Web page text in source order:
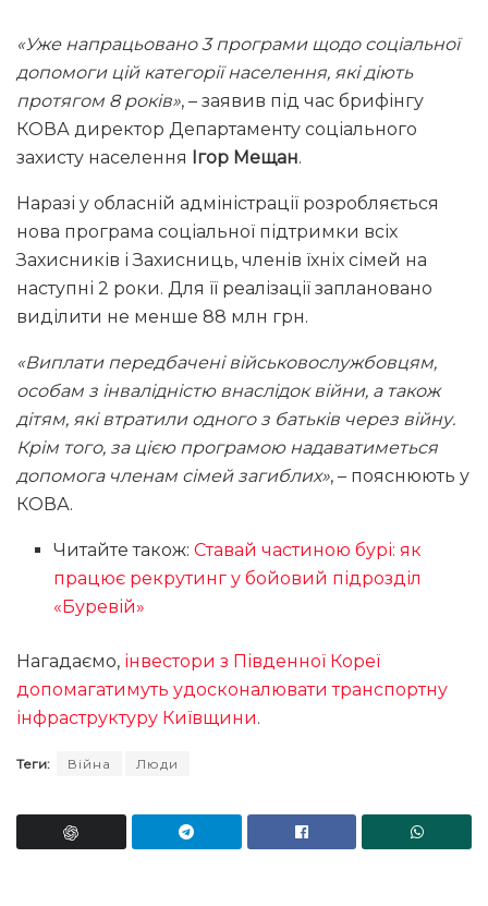
«Уже напрацьовано 3 програми щодо соціальної
допомоги цій категорії населення, які діють
протягом 8 років», – заявив під час брифінгу
КОВА директор Департаменту соціального
захисту населення
Ігор Мещан.
Наразі у обласній адміністрації розробляється
нова програма соціальної підтримки всіх
Захисників і Захисниць, членів їхніх сімей на
наступні 2 роки. Для її реалізації заплановано
виділити не менше 88 млн грн.
«Виплати передбачені військовослужбовцям,
особам з інвалідністю внаслідок війни, а також
дітям, які втратили одного з батьків через війну.
Крім того, за цією програмою надаватиметься
допомога членам сімей загиблих», – пояснюють у
КОВА.
Читайте також:Ставай частиною бурі: як
працює рекрутинг у бойовий підрозділ
«Буревій»
Нагадаємо, інвестори з Південної Кореї
допомагатимуть удосконалювати транспортну
інфраструктуру Київщини.
Теги: Війна Люди